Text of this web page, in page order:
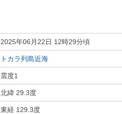
2025年06月22日 12時29分頃
トカラ列島近海
震度1
北緯 29.3度
東経 129.3度